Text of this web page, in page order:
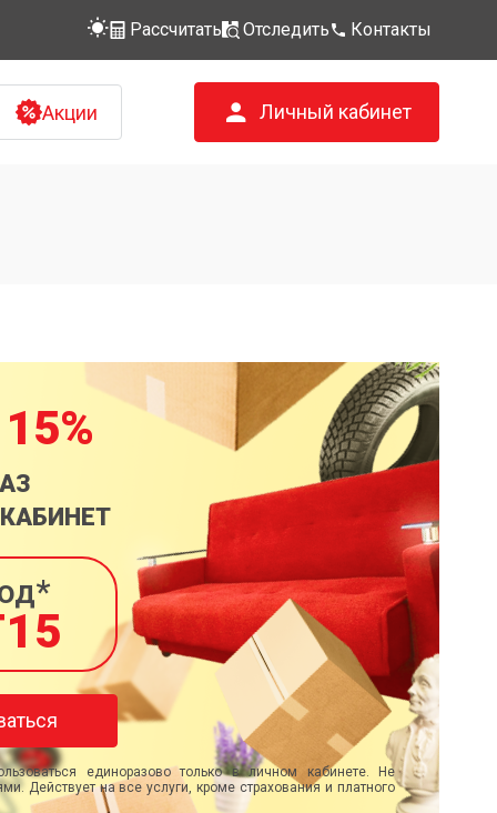
Рассчитать Отследить Контакты
Акции Личный кабинет
единоразово только в личном кабинете. Не
Действует на все услуги, кроме страхования и платного